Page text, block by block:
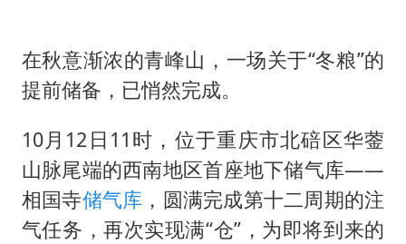
改名后的“青海拉面”店
公司“上四休三”但要降薪1000元
70多岁父亲独自坐车到上海看望女儿
OpenAI为免费用户升级GPT-5.6 Luna
在秋意渐浓的青峰山，一场关于“冬粮”的
提前储备，已悄然完成。
10月12日11时，位于重庆市北碚区华蓥
山脉尾端的西南地区首座地下储气库——
相国寺储气库 ，圆满完成第十二周期的注
气任务，再次实现满“仓”，为即将到来的